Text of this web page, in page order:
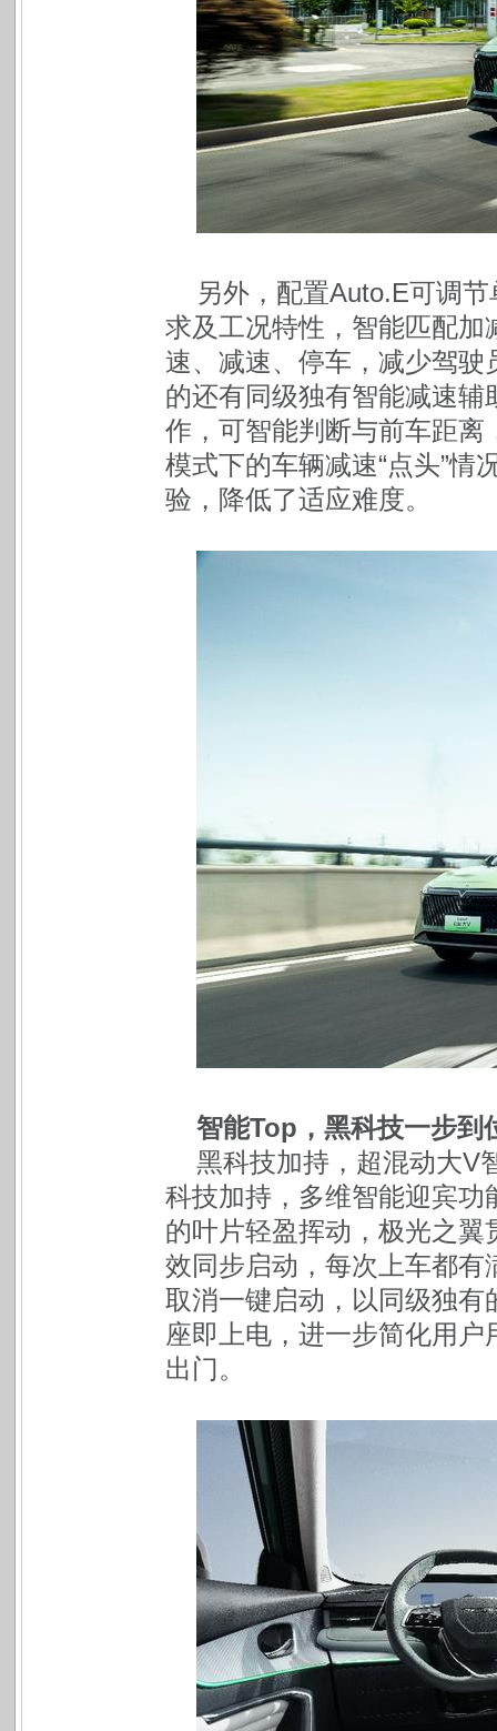
另外，配置Auto.E可调
求及工况特性，智能匹配
速、减速、停车，减少驾
的还有同级独有智能减速
作，可智能判断与前车距
模式下的车辆减速“点头”情
验，降低了适应难度。
智能Top，黑科技一步到
黑科技加持，超混动大V
科技加持，多维智能迎宾
的叶片轻盈挥动，极光之
效同步启动，每次上车都
取消一键启动，以同级独
座即上电，进一步简化用
出门。